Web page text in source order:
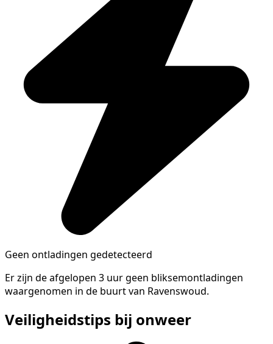
Geen ontladingen gedetecteerd
Er zijn de afgelopen 3 uur geen bliksemontladingen
waargenomen in de buurt van Ravenswoud.
Veiligheidstips bij onweer